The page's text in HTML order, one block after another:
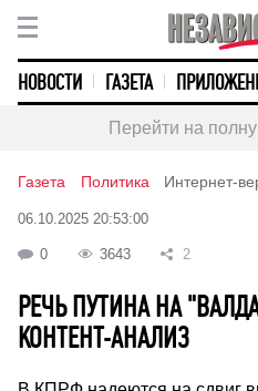
НОВОСТИ ГАЗЕТА
Перейти на
Газета Политика Интернет-
06.10.2025 20:53:00
0 3643 2
РЕЧЬ ПУТИНА НА
КОНТЕНТ-АНАЛИЗ